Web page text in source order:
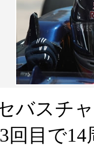
バスチ
回目で